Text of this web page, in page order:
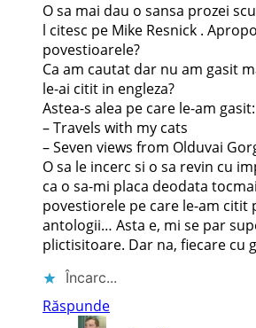
O sa mai dau o sansa prozei
l citesc pe Mike Resnick .
povestioarele?
Ca am cautat dar nu am gasit
le-ai citit in engleza?
Astea-s alea pe care le-am gasit:
– Travels with my cats
– Seven views from Olduvai
O sa le incerc si o sa revin cu
ca o sa-mi placa deodata
povestiorele pe care le-am citit
antologii… Asta e, mi se par
plictisitoare. Dar na, fiecare cu
Încarc...
Răspunde